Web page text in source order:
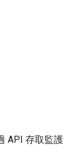
API 存取監護